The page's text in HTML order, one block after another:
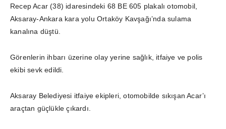
Recep Acar (38) idaresindeki 68 BE 605 plakalı otomobil,
Aksaray-Ankara kara yolu Ortaköy Kavşağı’nda sulama
kanalına düştü.
Görenlerin ihbarı üzerine olay yerine sağlık, itfaiye ve polis
ekibi sevk edildi.
Aksaray Belediyesi itfaiye ekipleri, otomobilde sıkışan Acar’ı
araçtan güçlükle çıkardı.